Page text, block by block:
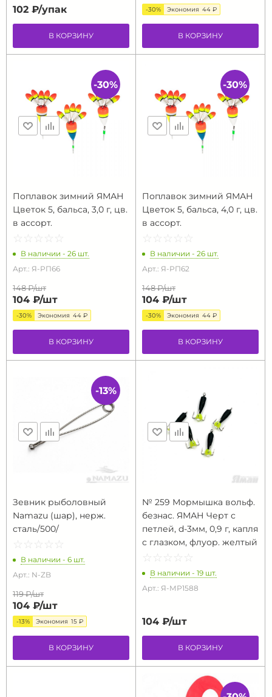
102 ₽/упак
В КОРЗИНУ
-30% Экономия 44 ₽
В КОРЗИНУ
Поплавок зимний ЯМАН
Цветок 5, бальса, 3,0 г, цв.
в ассорт.
☆ ☆ ☆ ☆ ☆
★ ★ ★ ★ ★
В наличии - 26 шт.
Арт.: Я-РП66
148 ₽/шт
104 ₽/шт
-30% Экономия 44 ₽
В КОРЗИНУ
-30%
Поплавок зимний ЯМАН
Цветок 5, бальса, 4,0 г, цв.
в ассорт.
☆ ☆ ☆ ☆ ☆
★ ★ ★ ★ ★
В наличии - 26 шт.
Арт.: Я-РП62
148 ₽/шт
104 ₽/шт
-30% Экономия 44 ₽
В КОРЗИНУ
-30%
Зевник рыболовный
Namazu (шар), нерж.
сталь/500/
☆ ☆ ☆ ☆ ☆
★ ★ ★ ★ ★
В наличии - 6 шт.
Арт.: N-ZB
119 ₽/шт
104 ₽/шт
-13% Экономия 15 ₽
В КОРЗИНУ
-13%
№ 259 Мормышка вольф.
безнас. ЯМАН Черт с
петлей, d-3мм, 0,9 г, капля
с глазком, флуор. желтый
☆ ☆ ☆ ☆ ☆
★ ★ ★ ★ ★
В наличии - 19 шт.
Арт.: Я-МР1588
104 ₽/шт
В КОРЗИНУ